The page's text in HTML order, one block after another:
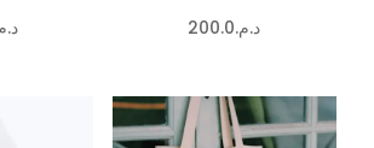
د.م.200.0